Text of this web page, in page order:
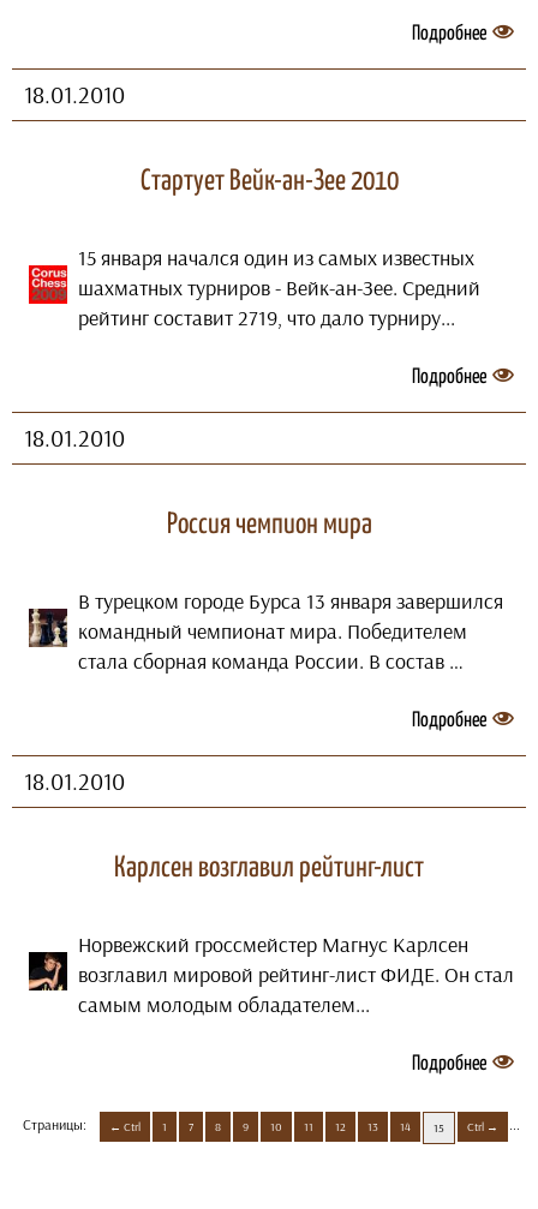
Подробнее
18.01.2010
Стартует Вейк-ан-Зее 2010
15 января начался один из самых известных
шахматных турниров - Вейк-ан-Зее. Средний
рейтинг составит 2719, что дало турниру...
Подробнее
18.01.2010
Россия чемпион мира
В турецком городе Бурса 13 января завершился
командный чемпионат мира. Победителем
стала сборная команда России. В состав …
Подробнее
18.01.2010
Карлсен возглавил рейтинг-лист
Норвежский гроссмейстер Магнус Карлсен
возглавил мировой рейтинг-лист ФИДЕ. Он стал
самым молодым обладателем...
Подробнее
Страницы: Ctrl 1 ...
7 8 9 10 11 12 13 14 15 Ctrl